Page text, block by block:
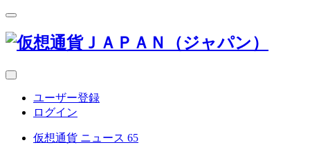
ユーザー登録
ログイン
仮想通貨 ニュース 65